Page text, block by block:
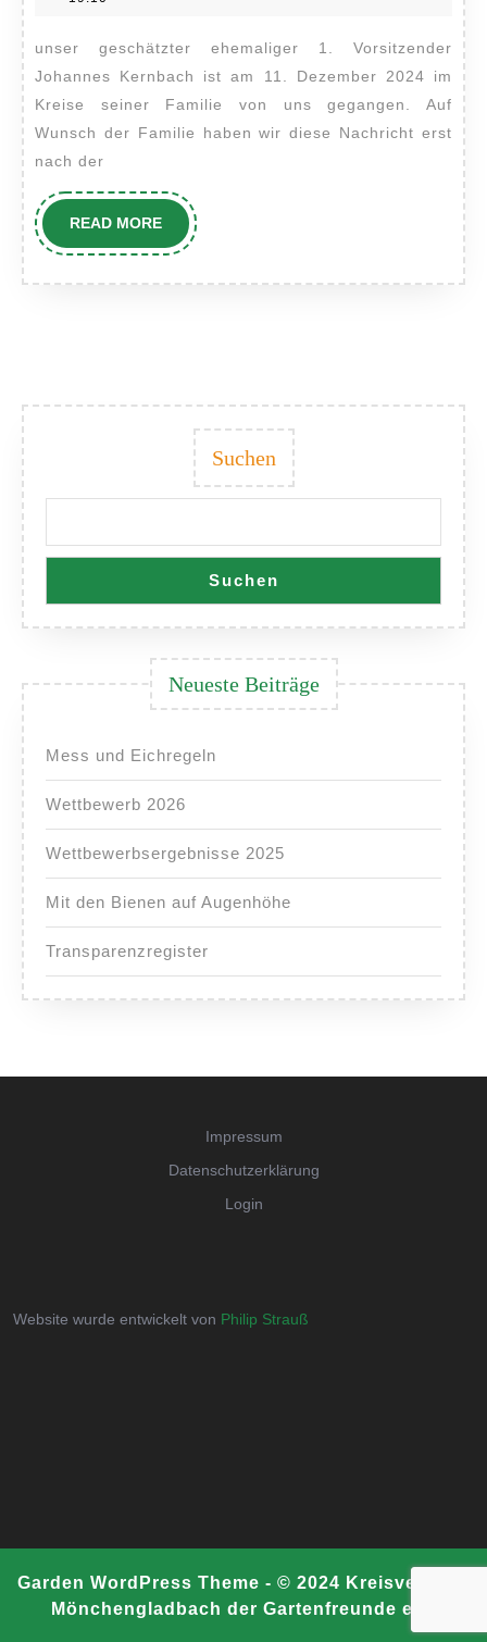
ist
verstorben
unser geschätzter ehemaliger 1. Vorsitzender
Johannes Kernbach ist am 11. Dezember 2024 im
Kreise seiner Familie von uns gegangen. Auf
Wunsch der Familie haben wir diese Nachricht erst
nach der
READ MOREREAD
MORE
Suchen
Suchen
Neueste Beiträge
Mess und Eichregeln
Wettbewerb 2026
Wettbewerbsergebnisse 2025
Mit den Bienen auf Augenhöhe
Transparenzregister
Impressum
Datenschutzerklärung
Login
Website wurde entwickelt von Philip Strauß
Garden WordPress Theme - © 2024 Kreisverband
Mönchengladbach der Gartenfreunde e.V.